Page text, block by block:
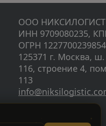
ООО
ИНН 9709080235,
ОГРН
125371 г. Москва,
116, строение 4,
113